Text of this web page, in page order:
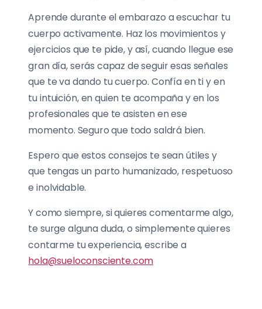
Aprende durante el embarazo a escuchar tu
cuerpo activamente. Haz los movimientos y
ejercicios que te pide, y así, cuando llegue ese
gran día, serás capaz de seguir esas señales
que te va dando tu cuerpo. Confía en ti y en
tu intuición, en quien te acompaña y en los
profesionales que te asisten en ese
momento. Seguro que todo saldrá bien.
Espero que estos consejos te sean útiles y
que tengas un parto humanizado, respetuoso
e inolvidable.
Y como siempre, si quieres comentarme algo,
te surge alguna duda, o simplemente quieres
contarme tu experiencia, escribe a
hola@sueloconsciente.com